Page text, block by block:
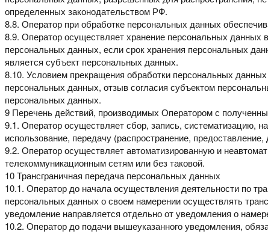
определенных законодательством РФ.
8.8. Оператор при обработке персональных данных
8.9. Оператор осуществляет хранение персональных данных
персональных данных, если срок хранения персональных
является субъект персональных данных.
8.10. Условием прекращения обработки персональных
персональных данных, отзыв согласия субъектом
персональных данных.
9 Перечень действий, производимых Операторомс
9.1. Оператор осуществляет сбор, запись, систематизацию,
использование, передачу (распространение, предоставление,
9.2. Оператор осуществляет автоматизированную и
телекоммуникационным сетям или без таковой.
10 Трансграничная передача персональных данных
10.1. Оператор до начала осуществления деятельности по
персональных данных о своем намеренииосуществлять
уведомление направляется отдельно от уведомления о
10.2. Оператор до подачи вышеуказанного уведомления,